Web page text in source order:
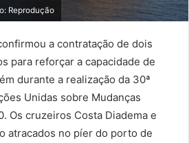
Reprodução
a contratação de dois
para reforçar a capacidade de
durante a realização da 30ª
Unidas sobre Mudanças
Os cruzeiros Costa Diadema e
atracados no píer do porto de